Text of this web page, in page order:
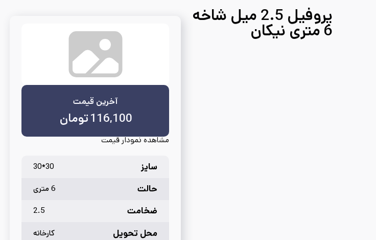
پروفیل 2.5 میل شاخه
6 متری نیکان
آخرین قیمت
116,100تومان
مشاهده نمودار قیمت
سایز 30*30
حالت 6 متری
ضخامت 2.5
محل تحویل کارخانه